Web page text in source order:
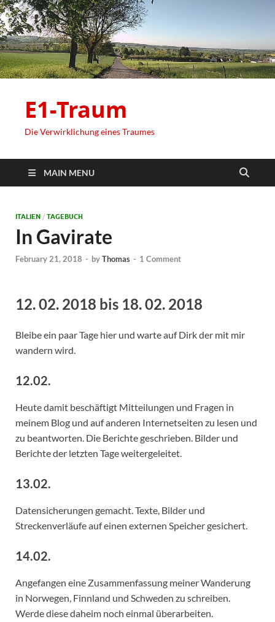
E1-Traum
Die Verwirklichung eines Traumes
MAIN MENU
ITALIEN / TAGEBUCH
In Gavirate
February 21, 2018 - byThomas - 1 Comment
12. 02. 2018 bis 18. 02. 2018
Bleibe ein paar Tage hier und warte auf Dirk der mit mir
wandern wird.
12.02.
Heute damit beschäftigt Mitteilungen und Fragen in
meinem Blog und auf anderen Internetseiten zu lesen und
zu beantworten. Die Berichte geschrieben. Bilder und
Berichte der letzten Tage weitergeleitet.
13.02.
Datensicherungen gemacht. Texte, Bilder und
Streckenverläufe auf einen externen Speicher gesichert.
14.02.
Angefangen eine Zusammenfassung meiner Wanderung
in Norwegen, Finnland und Schweden zu schreiben.
Werde diese daheim noch einmal überarbeiten.